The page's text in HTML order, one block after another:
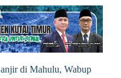
di Mahulu, Wabup